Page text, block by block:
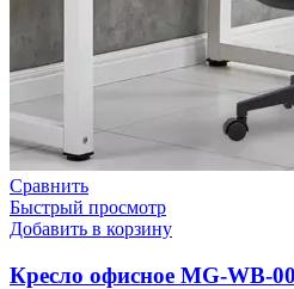
Сравнить
Быстрый просмотр
Добавить в корзину
Кресло офисное MG-WB-